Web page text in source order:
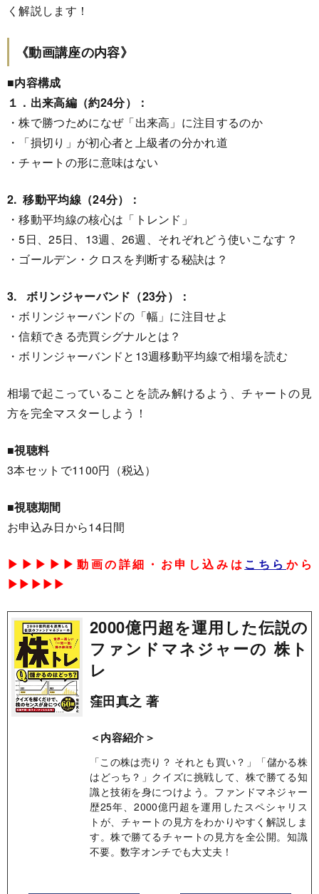
く解説します！
《動画講座の内容》
■内容構成
１．出来高編（約24分）：
・株で勝つためになぜ「出来高」に注目するのか
・「損切り」が初心者と上級者の分かれ道
・チャートの形に意味はない
2. 移動平均線（24分）：
・移動平均線の核心は「トレンド」
・5日、25日、13週、26週、それぞれどう使いこなす？
・ゴールデン・クロスを判断する秘訣は？
3. ボリンジャーバンド（23分）：
・ボリンジャーバンドの「幅」に注目せよ
・信頼できる売買シグナルとは？
・ボリンジャーバンドと13週移動平均線で相場を読む
相場で起こっていることを読み解けるよう、チャートの見
方を完全マスターしよう！
■視聴料
3本セットで1100円（税込）
■視聴期間
お申込み日から14日間
▶▶▶▶▶動画の詳細・お申し込みは こちらから
▶▶▶▶▶
2000億円超を運用した伝説の
ファンドマネジャーの 株ト
レ
窪田真之 著
＜内容紹介＞
「この株は売り？ それとも買い？」「儲かる株
はどっち？」クイズに挑戦して、株で勝てる知
識と技術を身につけよう。ファンドマネジャー
歴25年、2000億円超を運用したスペシャリス
トが、チャートの見方をわかりやすく解説しま
す。株で勝てるチャートの見方を全公開。知識
不要。数字オンチでも大丈夫！